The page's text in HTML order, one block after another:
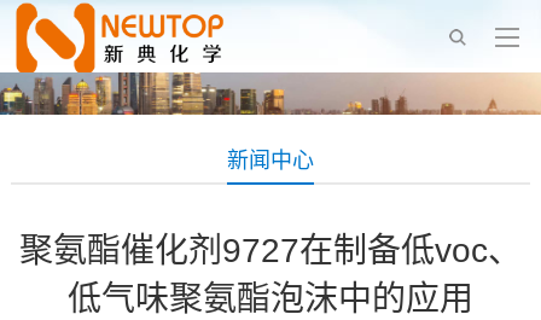
新闻中心
聚氨酯催化剂9727在制备低voc、
低气味聚氨酯泡沫中的应用